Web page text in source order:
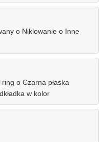
o Niklowanie o Inne
o Czarna płaska
w kolor